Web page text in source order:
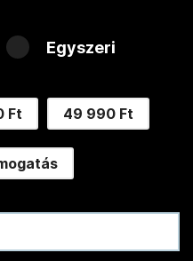
Egyszeri
Ft 49 990 Ft